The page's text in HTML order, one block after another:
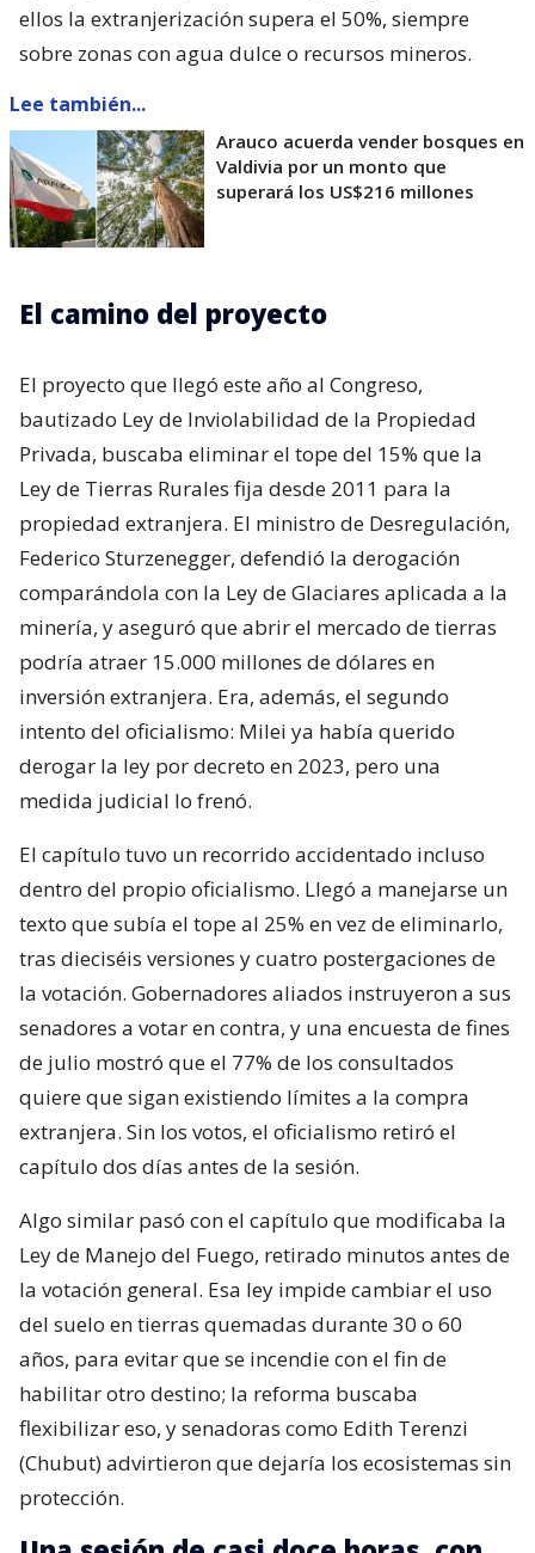
ellos la extranjerización supera el 50%, siempre
sobre zonas con agua dulce o recursos mineros.
Lee también...
Arauco acuerda vender bosques en
Valdivia por un monto que
superará los US$216 millones
El camino del proyecto
El proyecto que llegó este año al Congreso,
bautizado Ley de Inviolabilidad de la Propiedad
Privada, buscaba eliminar el tope del 15% que la
Ley de Tierras Rurales fija desde 2011 para la
propiedad extranjera. El ministro de Desregulación,
Federico Sturzenegger, defendió la derogación
comparándola con la Ley de Glaciares aplicada a la
minería, y aseguró que abrir el mercado de tierras
podría atraer 15.000 millones de dólares en
inversión extranjera. Era, además, el segundo
intento del oficialismo: Milei ya había querido
derogar la ley por decreto en 2023, pero una
medida judicial lo frenó.
El capítulo tuvo un recorrido accidentado incluso
dentro del propio oficialismo. Llegó a manejarse un
texto que subía el tope al 25% en vez de eliminarlo,
tras dieciséis versiones y cuatro postergaciones de
la votación. Gobernadores aliados instruyeron a sus
senadores a votar en contra, y una encuesta de fines
de julio mostró que el 77% de los consultados
quiere que sigan existiendo límites a la compra
extranjera. Sin los votos, el oficialismo retiró el
capítulo dos días antes de la sesión.
Algo similar pasó con el capítulo que modificaba la
Ley de Manejo del Fuego, retirado minutos antes de
la votación general. Esa ley impide cambiar el uso
del suelo en tierras quemadas durante 30 o 60
años, para evitar que se incendie con el fin de
habilitar otro destino; la reforma buscaba
flexibilizar eso, y senadoras como Edith Terenzi
(Chubut) advirtieron que dejaría los ecosistemas sin
protección.